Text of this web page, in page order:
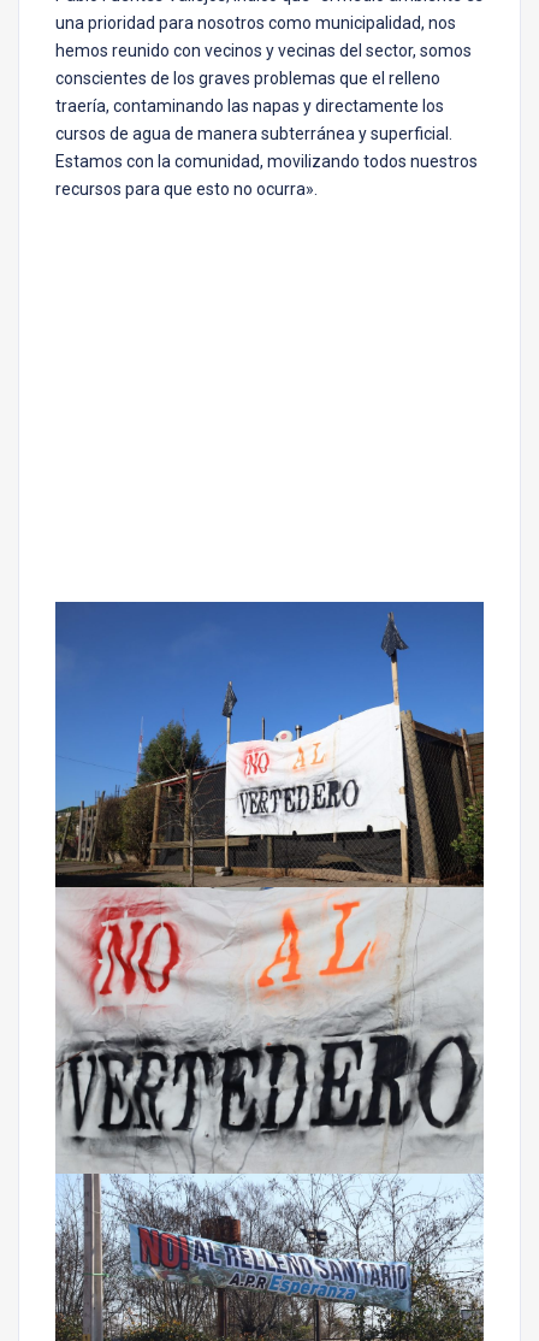
una prioridad para nosotros como municipalidad, nos
hemos reunido con vecinos y vecinas del sector, somos
conscientes de los graves problemas que el relleno
traería, contaminando las napas y directamente los
cursos de agua de manera subterránea y superficial.
Estamos con la comunidad, movilizando todos nuestros
recursos para que esto no ocurra».